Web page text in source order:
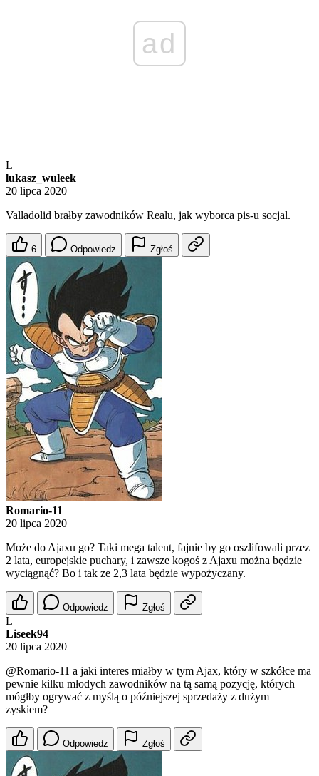
ad
L
lukasz_wuleek
20 lipca 2020
Valladolid brałby zawodników Realu, jak wyborca pis-u socjal.
6 Odpowiedz Zgłoś
Romario-11
20 lipca 2020
Może do Ajaxu go? Taki mega talent, fajnie by go oszlifowali przez
2 lata, europejskie puchary, i zawsze kogoś z Ajaxu można będzie
wyciągnąć? Bo i tak ze 2,3 lata będzie wypożyczany.
Odpowiedz Zgłoś
L
Liseek94
20 lipca 2020
@Romario-11 a jaki interes miałby w tym Ajax, który w szkółce ma
pewnie kilku młodych zawodników na tą samą pozycję, których
mógłby ogrywać z myślą o późniejszej sprzedaży z dużym
zyskiem?
Odpowiedz Zgłoś